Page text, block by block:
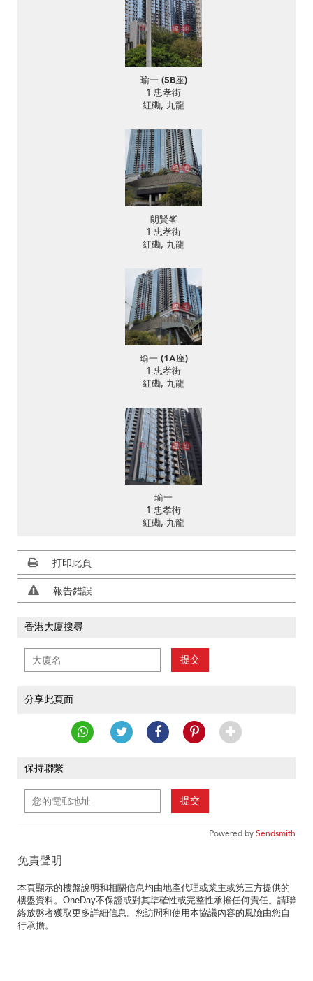
瑜一 (5B座)
1 忠孝街
紅磡, 九龍
朗賢峯
1 忠孝街
紅磡, 九龍
瑜一 (1A座)
1 忠孝街
紅磡, 九龍
瑜一
1 忠孝街
紅磡, 九龍
打印此頁
報告錯誤
香港大廈搜尋
提交
分享此頁面
保持聯繫
提交
Powered bySendsmith
免責聲明
本頁顯示的樓盤說明和相關信息均由地產代理或業主或第三方提供的
樓盤資料。OneDay不保證或對其準確性或完整性承擔任何責任。請聯
絡放盤者獲取更多詳細信息。您訪問和使用本協議內容的風險由您自
行承擔。